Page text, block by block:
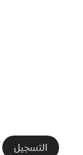
التسجيل